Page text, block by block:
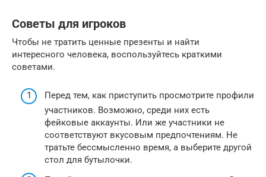
Советы для игроков
Чтобы не тратить ценные презенты и найти
интересного человека, воспользуйтесь краткими
советами.
Перед тем, как приступить просмотрите профили
участников. Возможно, среди них есть
фейковые аккаунты. Или же участники не
соответствуют вкусовым предпочтениям. Не
тратьте бессмысленно время, а выберите другой
стол для бутылочки.